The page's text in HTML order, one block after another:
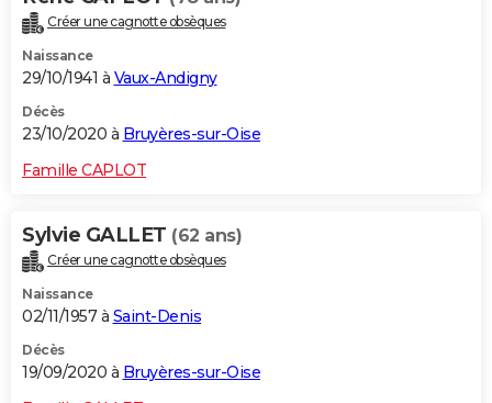
Créer une cagnotte obsèques
Naissance
29/10/1941 à Vaux-Andigny
Décès
23/10/2020 à Bruyères-sur-Oise
Famille CAPLOT
Sylvie GALLET (62 ans)
Créer une cagnotte obsèques
Naissance
02/11/1957 à Saint-Denis
Décès
19/09/2020 à Bruyères-sur-Oise